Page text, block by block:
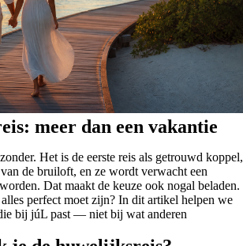
meer dan een vakantie
Het is de eerste reis als getrouwd koppel,
de bruiloft, en ze wordt verwacht een
Dat maakt de keuze ook nogal beladen.
perfect moet zijn? In dit artikel helpen we
bij júL past — niet bij wat anderen